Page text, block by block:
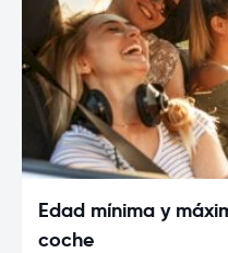
Edad mínima y
coche